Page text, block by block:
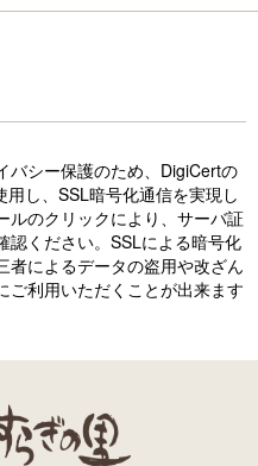
バシー保護のため、DigiCertの
し、SSL暗号化通信を実現し
ルのクリックにより、サーバ証
認ください。SSLによる暗号化
者によるデータの盗用や改ざん
ご利用いただくことが出来ます